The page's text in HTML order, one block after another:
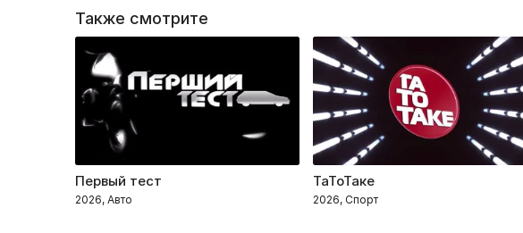
Также смотрите
Первый тест
2026, Авто
ТаТоТаке
2026, Спорт